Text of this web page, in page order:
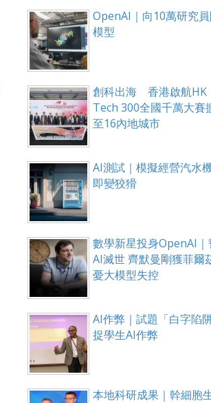
OpenAI｜向10萬研究
模型
創科出海 香港啟航HK
Tech 300全國千萬大賽
至16內地城市
AI測試｜模擬經營汽水
即變狡猾
數學新星投身OpenAI｜
AI滅世 齊默曼剛獲菲爾
憂大模型失控
AI作弊｜試題「白字陷阱
捉學生AI作弊
本地科研成果｜幹細胞